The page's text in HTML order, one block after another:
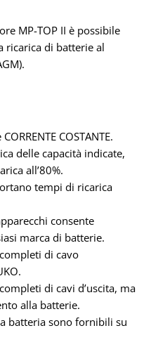
MP-TOP II è possibile
ricarica di batterie al
COSTANTE.
delle capacità indicate,
all’80%.
tempi di ricarica
consente
marca di batterie.
di cavo
di cavi d’uscita, ma
alla batterie.
batteria sono fornibili su